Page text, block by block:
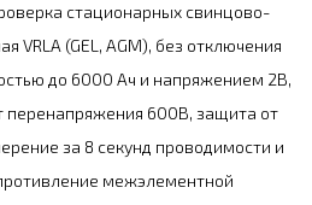
стационарных свинцово-
VRLA (GEL, AGM), без отключения
до 6000 Ач и напряжением 2В,
перенапряжения 600В, защита от
за 8 секунд проводимости и
межэлементной